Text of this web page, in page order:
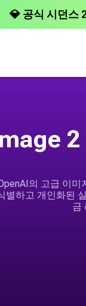
💎 공식 시던스
의 고급 이
별하고 개인화된
금